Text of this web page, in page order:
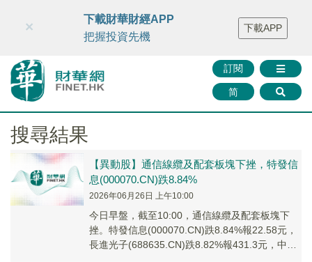
財華智庫網 FINTV FINMETA 財華證券 媒體矩陣
智庫沙龍
聯絡我們
訂閱
简
×
下載財華財經APP
把握投資先機
下載APP
搜尋結果
【異動股】通信線纜及配套板塊下挫，特發信
息(000070.CN)跌8.84%
2026年06月26日 上午10:00
今日早盤，截至10:00，通信線纜及配套板塊下
挫。特發信息(000070.CN)跌8.84%報22.58元，
長進光子(688635.CN)跌8.82%報431.3元，中天